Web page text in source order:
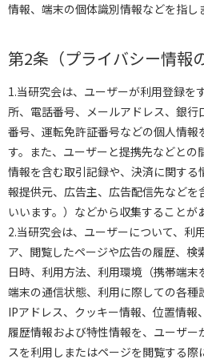
情報、端末の個体識別情報などを指し
第2条（プライバシー情報
1.当研究会は、ユーザーが利用登録を
所、電話番号、メールアドレス、銀行
番号、運転免許証番号などの個人情報
す。また、ユーザーと提携先などとの
情報を含む取引記録や、決済に関する
報提供元、広告主、広告配信先などを
いいます。）などから収集することが
2.当研究会は、ユーザーについて、利
ア、閲覧したページや広告の履歴、検
日時、利用方法、利用環境（携帯端
端末の通信状態、利用に際しての各種
IPアドレス、クッキー情報、位置情報
履歴情報および特性情報を、ユーザー
スを利用しまたはページを閲覧する際